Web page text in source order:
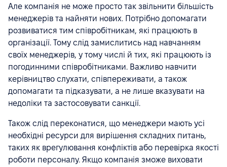
Але компанія не може просто так звільнити більшість
менеджерів та найняти нових. Потрібно допомагати
розвиватися тим співробітникам, які працюють в
організації. Тому слід замислитись над навчанням
своїх менеджерів, у тому числі й тих, які працюють із
погодинними співробітниками. Важливо навчити
керівництво слухати, співпереживати, а також
допомагати та підказувати, а не лише вказувати на
недоліки та застосовувати санкції.
Також слід переконатися, що менеджери мають усі
необхідні ресурси для вирішення складних питань,
таких як врегулювання конфліктів або перевірка якості
роботи персоналу. Якщо компанія зможе виховати